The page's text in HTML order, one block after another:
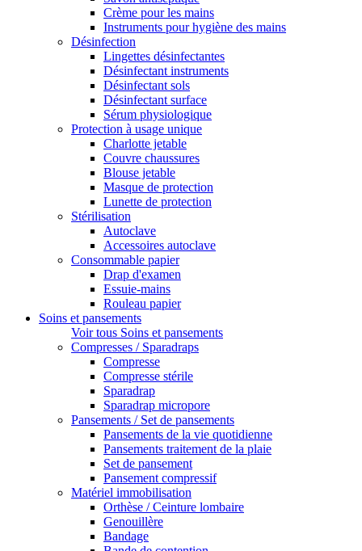
Crème pour les mains
Instruments pour hygiène des mains
Désinfection
Lingettes désinfectantes
Désinfectant instruments
Désinfectant sols
Désinfectant surface
Sérum physiologique
Protection à usage unique
Charlotte jetable
Couvre chaussures
Blouse jetable
Masque de protection
Lunette de protection
Stérilisation
Autoclave
Accessoires autoclave
Consommable papier
Drap d'examen
Essuie-mains
Rouleau papier
Soins et pansements
Voir tous Soins et pansements
Compresses / Sparadraps
Compresse
Compresse stérile
Sparadrap
Sparadrap micropore
Pansements / Set de pansements
Pansements de la vie quotidienne
Pansements traitement de la plaie
Set de pansement
Pansement compressif
Matériel immobilisation
Orthèse / Ceinture lombaire
Genouillère
Bandage